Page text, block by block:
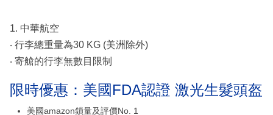
1. 中華航空
‧ 行李總重量為30 KG (美洲除外)
‧ 寄艙的行李無數目限制
限時優惠：美國FDA認證 激光生髮頭盔
美國amazon鎖量及評價No. 1